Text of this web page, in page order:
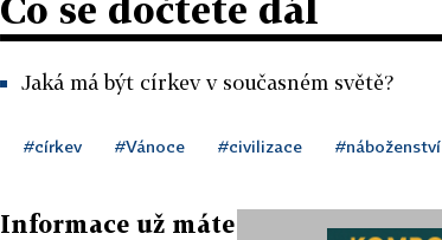
Jaká má být církev v současném světě?
#církev #Vánoce #civilizace #náboženství
Informace už máte